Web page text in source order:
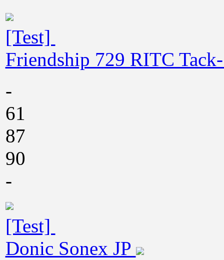
[Test]
Friendship 729 RITC
-
61
87
90
-
[Test]
Donic Sonex JP